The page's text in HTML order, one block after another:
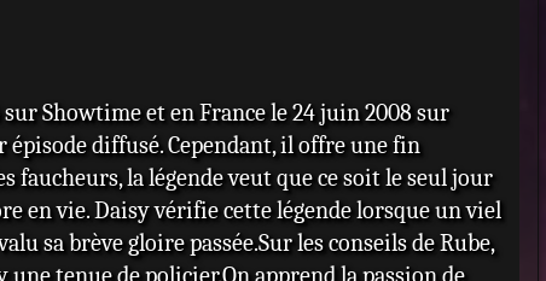
Showtime et en France le 24 juin 2008 sur
diffusé. Cependant, il offre une fin
faucheurs, la légende veut que ce soit le seul jour
en vie. Daisy vérifie cette légende lorsque un viel
sa brève gloire passée.Sur les conseils de Rube,